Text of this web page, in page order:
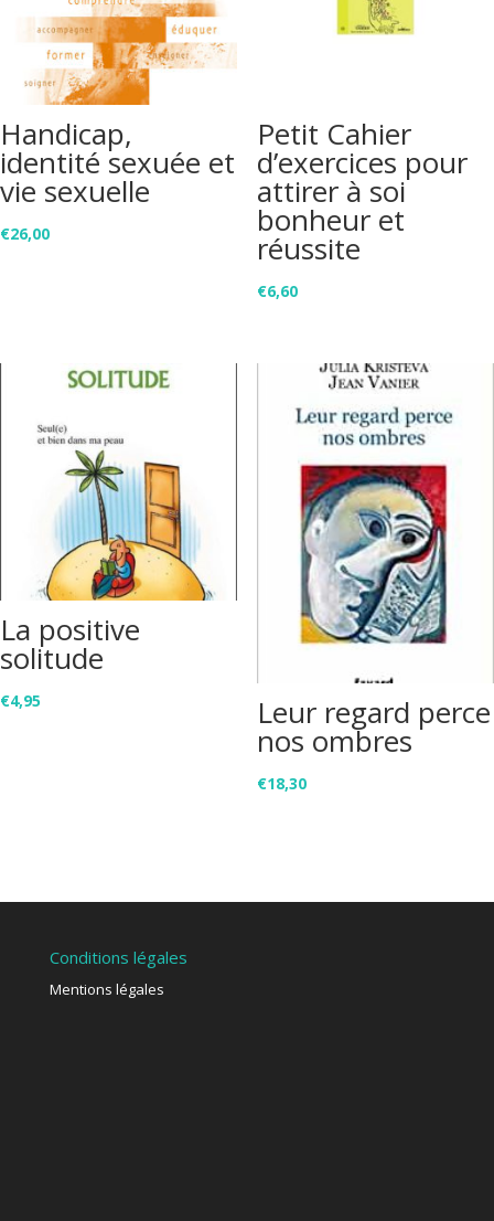
Handicap,
identité sexuée et
vie sexuelle
€26,00
Petit Cahier
d’exercices pour
attirer à soi
bonheur et
réussite
€6,60
La positive
solitude
€4,95 Leur regard perce
nos ombres
€18,30
Conditions légales
Mentions légales